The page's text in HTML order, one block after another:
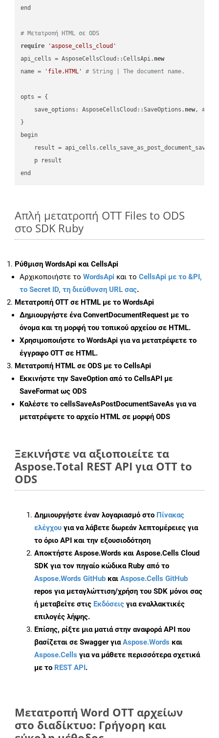
end
# Μετατροπή HTML σε ODS
require
'aspose_cells_cloud'
api_cells = AsposeCellsCloud::CellsApi. new
name =
'file.HTML' # String | The document name.
opts = {
    save_options: AsposeCellsCloud::SaveOptions.
new, #
}
begin
result =
    p result
Απλή μετατροπή OTT Files to ODS
στο SDK Ruby
Ρύθμιση WordsApi και CellsApi
Αρχικοποιήστε το WordsApi και το CellsApi με το &PI,
το Secret ID, τη διεύθυνση URL σας.
Μετατροπή OTT σε HTML με το WordsApi
Δημιουργήστε έναConvertDocumentRequest με το
όνομα και τη μορφή του τοπικού αρχείου σε HTML.
Χρησιμοποιήστε το WordsApi για να μετατρέψετε το
έγγραφο OTT σε HTML.
Μετατροπή HTML σε ODS με το CellsApi
Εκκινήστε την SaveOption από το CellsAPI με
SaveFormat ως ODS
Καλέστε το cellsSaveAsPostDocumentSaveAs για να
μετατρέψετε το αρχείο HTML σε μορφή ODS
Ξεκινήστε να αξιοποιείτε τα
Aspose.Total REST API για OTT to
ODS
Δημιουργήστε έναν λογαριασμό στο Πίνακας
ελέγχου για να λάβετε δωρεάν λεπτομέρειες για
το όριο API και την εξουσιοδότηση
Αποκτήστε Aspose.Words και Aspose.Cells Cloud
SDK για τον πηγαίο κώδικα Ruby από το
Aspose.Words GitHub και Aspose.Cells GitHub
repos για μεταγλώττιση/χρήση του SDK μόνοι σας
ή μεταβείτε στις Εκδόσεις για εναλλακτικές
επιλογές λήψης.
Επίσης, ρίξτε μια ματιά στην αναφορά API που
βασίζεται σε Swagger γιαAspose.Words και
Aspose.Cells για να μάθετε περισσότερα σχετικά
με το REST API.
Μετατροπή Word OTT αρχείων
στο διαδίκτυο: Γρήγορη και